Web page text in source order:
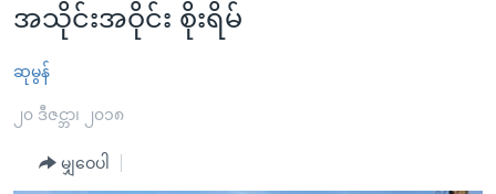
များ
ပင်မ
ကမ္ဘာ့သတင်းများ
နိုင်ငံတကာ
အစ္စရေး-ပါလက်စတိုင်း
ဗွီဒီယို
အင်္ဂလိပ်စာလေ့လာမယ်
အသိုင်းအဝိုင်း စိုးရိမ်
ဆုမွန်
၂၀ ဒီဇင္ဘာ၊ ၂၀၁၈
မျှဝေပါ